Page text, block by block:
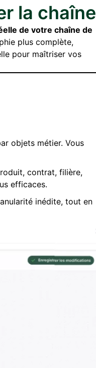
la chaîne
de votre chaîne de
plus complète,
pour maîtriser vos
objets métier. Vous
contrat, filière,
efficaces.
inédite, tout en